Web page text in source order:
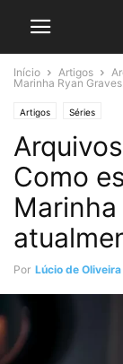
Início Artigos
Marinha Ryan
Artigos Séries
Como
Marinha
Por Lúcio de Oliveira